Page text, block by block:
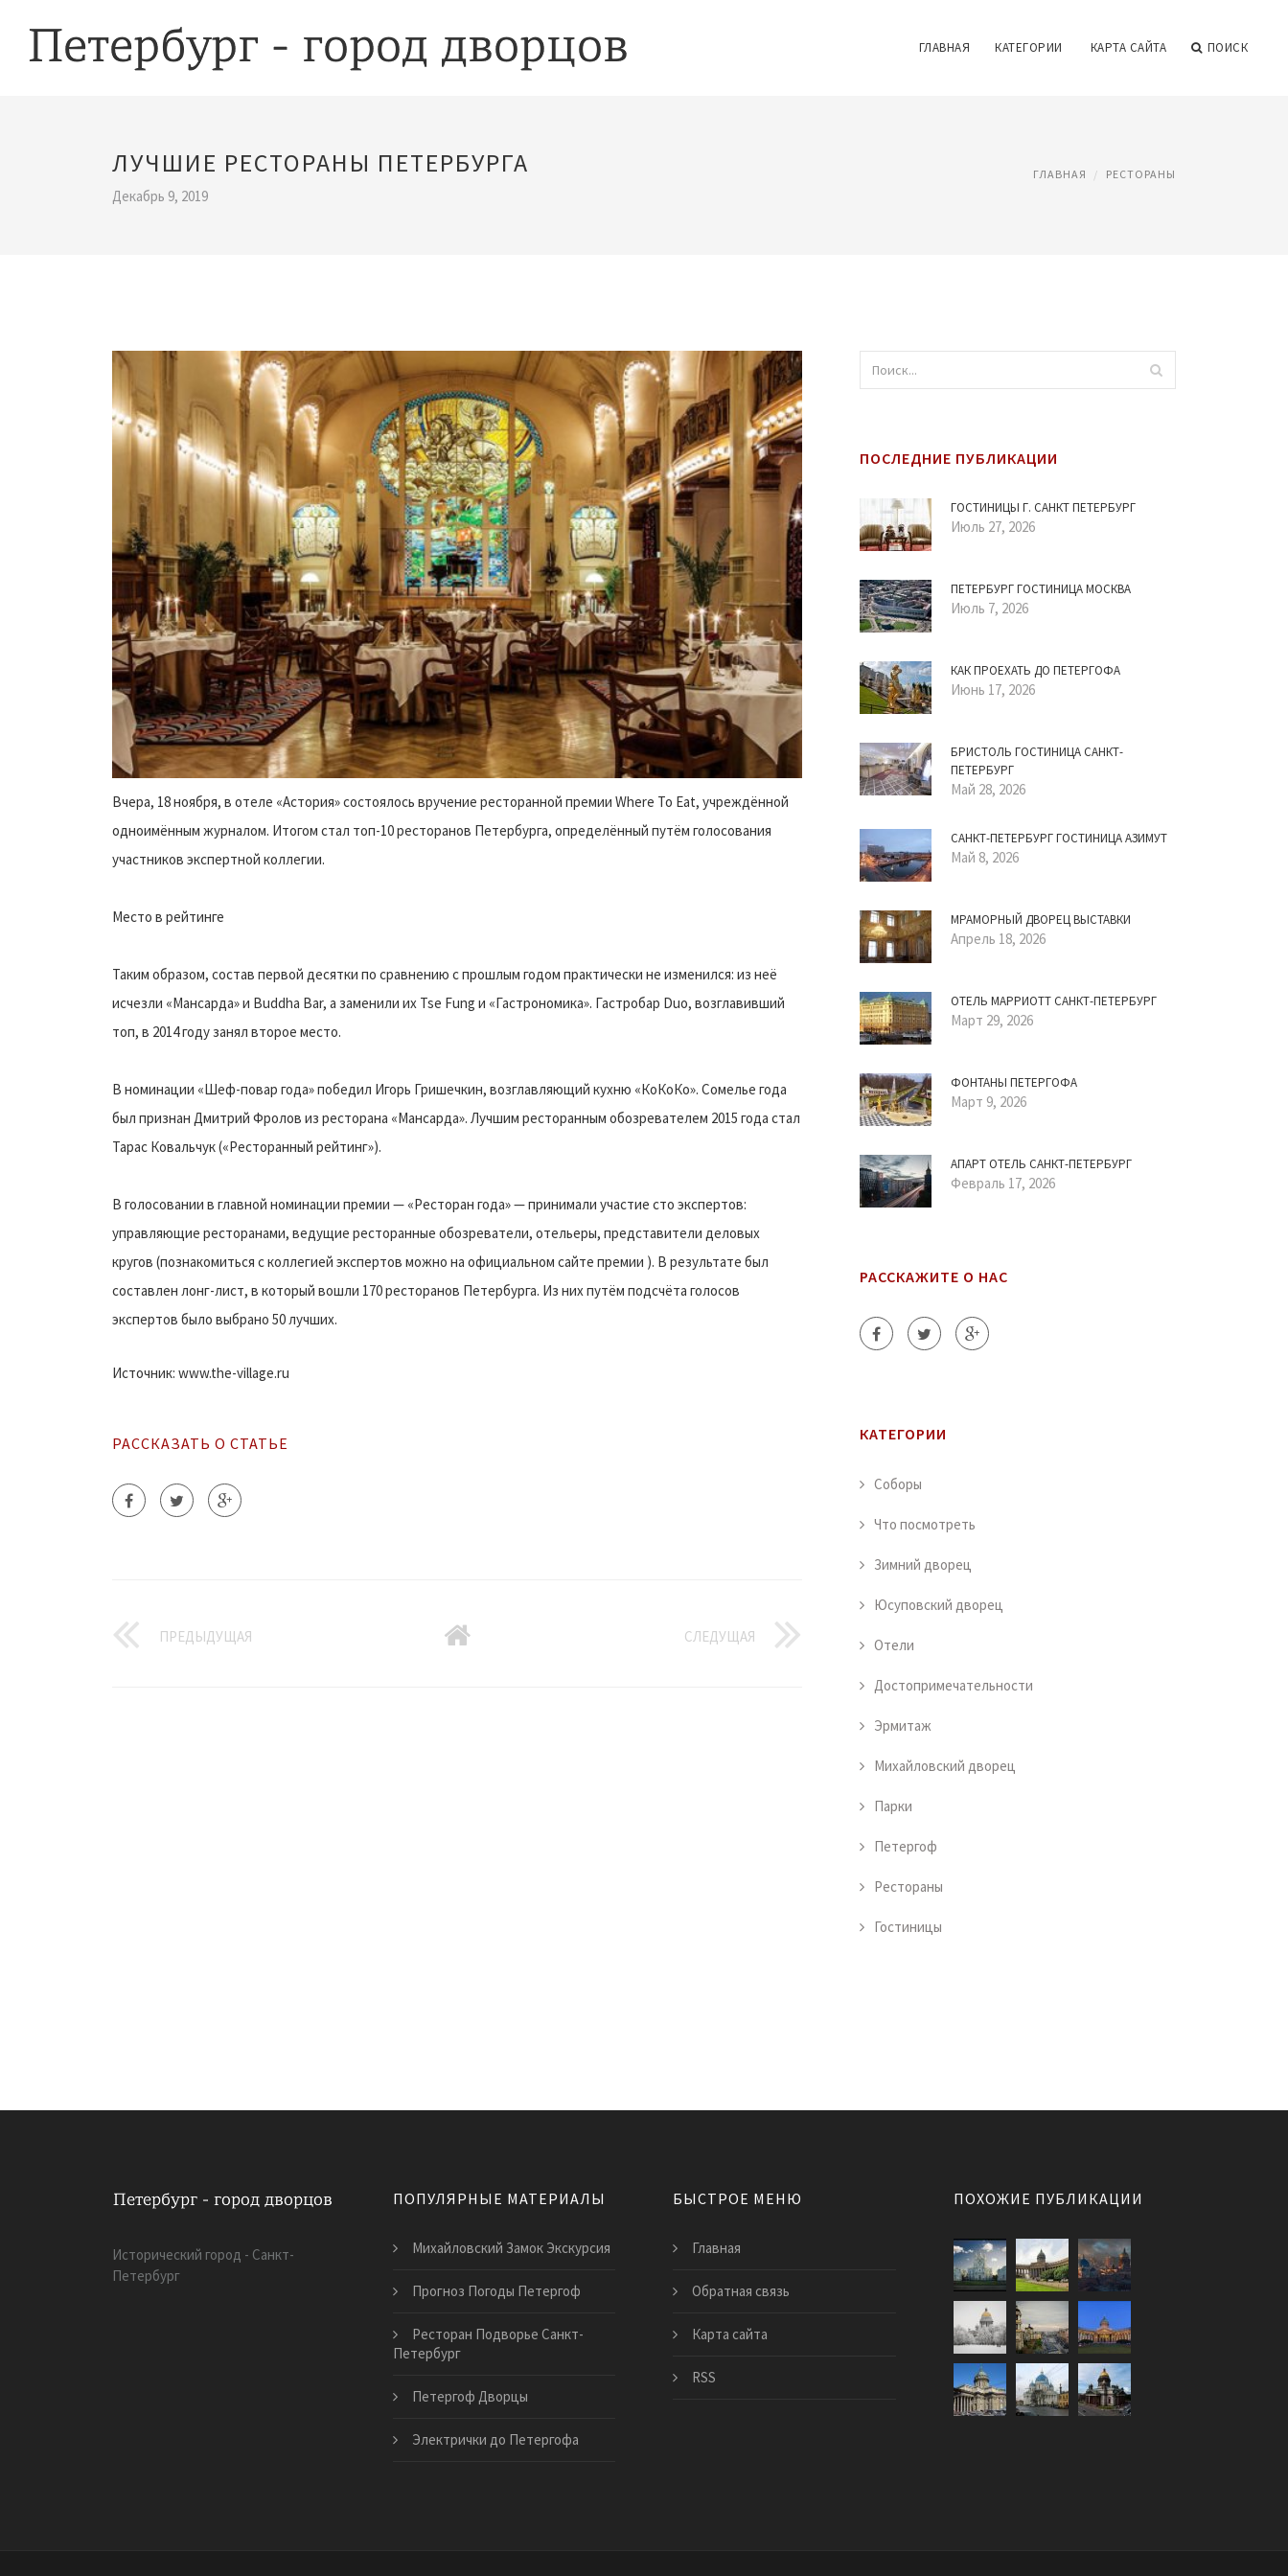
ГЛАВНАЯ КАТЕГОРИИ КАРТА САЙТА ПОИСК
ЛУЧШИЕ РЕСТОРАНЫ ПЕТЕРБУРГА
Декабрь 9, 2019
ГЛАВНАЯ РЕСТОРАНЫ
Вчера, 18 ноября, в отеле «Астория» состоялось вручение ресторанной премии Where To Eat, учреждённой
одноимённым журналом. Итогом стал топ-10 ресторанов Петербурга, определённый путём голосования
участников экспертной коллегии.
Место в рейтинге
Таким образом, состав первой десятки по сравнению с прошлым годом практически не изменился: из неё
исчезли «Мансарда» и Buddha Bar, а заменили их Tse Fung и «Гастрономика». Гастробар Duo, возглавивший
топ, в 2014 году занял второе место.
В номинации «Шеф-повар года» победил Игорь Гришечкин, возглавляющий кухню «КоКоКо». Сомелье года
был признан Дмитрий Фролов из ресторана «Мансарда». Лучшим ресторанным обозревателем 2015 года стал
Тарас Ковальчук («Ресторанный рейтинг»).
В голосовании в главной номинации премии — «Ресторан года» — принимали участие сто экспертов:
управляющие ресторанами, ведущие ресторанные обозреватели, отельеры, представители деловых
кругов (познакомиться с коллегией экспертов можно на официальном сайте премии ). В результате был
составлен лонг-лист, в который вошли 170 ресторанов Петербурга. Из них путём подсчёта голосов
экспертов было выбрано 50 лучших.
Источник: www.the-village.ru
РАССКАЗАТЬ О СТАТЬЕ
ПРЕДЫДУЩАЯ СЛЕДУЩАЯ
ПОСЛЕДНИЕ ПУБЛИКАЦИИ
ГОСТИНИЦЫ Г. САНКТ ПЕТЕРБУРГ
Июль 27, 2026
ПЕТЕРБУРГ ГОСТИНИЦА МОСКВА
Июль 7, 2026
КАК ПРОЕХАТЬ ДО ПЕТЕРГОФА
Июнь 17, 2026
БРИСТОЛЬ ГОСТИНИЦА САНКТ-
ПЕТЕРБУРГ
Май 28, 2026
САНКТ-ПЕТЕРБУРГ ГОСТИНИЦА АЗИМУТ
Май 8, 2026
МРАМОРНЫЙ ДВОРЕЦ ВЫСТАВКИ
Апрель 18, 2026
ОТЕЛЬ МАРРИОТТ САНКТ-ПЕТЕРБУРГ
Март 29, 2026
ФОНТАНЫ ПЕТЕРГОФА
Март 9, 2026
АПАРТ ОТЕЛЬ САНКТ-ПЕТЕРБУРГ
Февраль 17, 2026
РАССКАЖИТЕ О НАС
КАТЕГОРИИ
Соборы
Что посмотреть
Зимний дворец
Юсуповский дворец
Отели
Достопримечательности
Эрмитаж
Михайловский дворец
Парки
Петергоф
Рестораны
Гостиницы
Исторический город - Санкт-
Петербург
ПОПУЛЯРНЫЕ МАТЕРИАЛЫ
Михайловский Замок Экскурсия
Прогноз Погоды Петергоф
Ресторан Подворье Санкт-
Петербург
Петергоф Дворцы
Электрички до Петергофа
БЫСТРОЕ МЕНЮ
Главная
Обратная связь
Карта сайта
RSS
ПОХОЖИЕ ПУБЛИКАЦИИ